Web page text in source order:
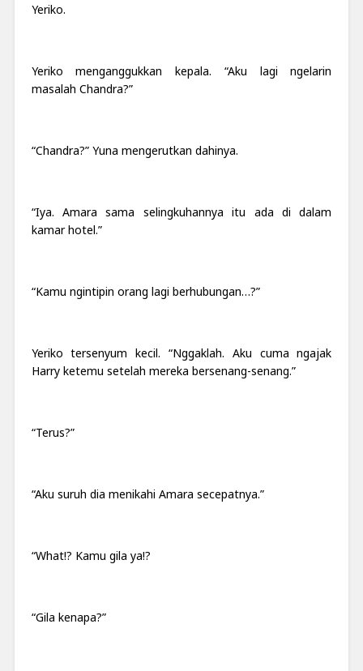
Yeriko.
Yeriko menganggukkan kepala. “Aku lagi ngelarin
masalah Chandra?”
“Chandra?” Yuna mengerutkan dahinya.
“Iya. Amara sama selingkuhannya itu ada di dalam
kamar hotel.”
“Kamu ngintipin orang lagi berhubungan…?”
Yeriko tersenyum kecil. “Nggaklah. Aku cuma ngajak
Harry ketemu setelah mereka bersenang-senang.”
“Terus?”
“Aku suruh dia menikahi Amara secepatnya.”
“What!? Kamu gila ya!?
“Gila kenapa?”